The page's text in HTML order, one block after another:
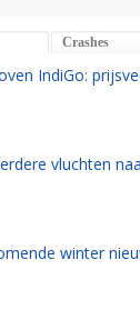
Crashes
IndiGo:
vluchten
winter